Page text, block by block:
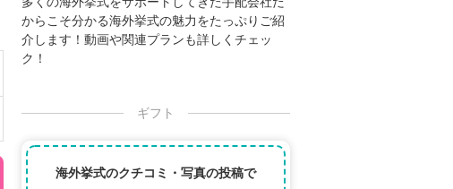
からこそ分かる海外挙式の魅力をたっぷりご紹
介します！動画や関連プランも詳しくチェッ
ク！
ギフト
海外挙式のクチコミ・写真の投稿で